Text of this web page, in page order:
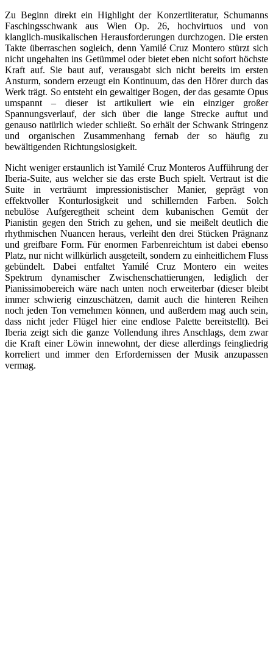
Zu Beginn direkt ein Highlight der Konzertliteratur, Schumanns
Faschingsschwank aus Wien Op. 26, hochvirtuos und von
klanglich-musikalischen Herausforderungen durchzogen. Die ersten
Takte überraschen sogleich, denn Yamilé Cruz Montero stürzt sich
nicht ungehalten ins Getümmel oder bietet eben nicht sofort höchste
Kraft auf. Sie baut auf, verausgabt sich nicht bereits im ersten
Ansturm, sondern erzeugt ein Kontinuum, das den Hörer durch das
Werk trägt. So entsteht ein gewaltiger Bogen, der das gesamte Opus
umspannt – dieser ist artikuliert wie ein einziger großer
Spannungsverlauf, der sich über die lange Strecke auftut und
genauso natürlich wieder schließt. So erhält der Schwank Stringenz
und organischen Zusammenhang fernab der so häufig zu
bewältigenden Richtungslosigkeit.
Nicht weniger erstaunlich ist Yamilé Cruz Monteros Aufführung der
Iberia-Suite, aus welcher sie das erste Buch spielt. Vertraut ist die
Suite in verträumt impressionistischer Manier, geprägt von
effektvoller Konturlosigkeit und schillernden Farben. Solch
nebulöse Aufgeregtheit scheint dem kubanischen Gemüt der
Pianistin gegen den Strich zu gehen, und sie meißelt deutlich die
rhythmischen Nuancen heraus, verleiht den drei Stücken Prägnanz
und greifbare Form. Für enormen Farbenreichtum ist dabei ebenso
Platz, nur nicht willkürlich ausgeteilt, sondern zu einheitlichem Fluss
gebündelt. Dabei entfaltet Yamilé Cruz Montero ein weites
Spektrum dynamischer Zwischenschattierungen, lediglich der
Pianissimobereich wäre nach unten noch erweiterbar (dieser bleibt
immer schwierig einzuschätzen, damit auch die hinteren Reihen
noch jeden Ton vernehmen können, und außerdem mag auch sein,
dass nicht jeder Flügel hier eine endlose Palette bereitstellt). Bei
Iberia zeigt sich die ganze Vollendung ihres Anschlags, dem zwar
die Kraft einer Löwin innewohnt, der diese allerdings feingliedrig
korreliert und immer den Erfordernissen der Musik anzupassen
vermag.